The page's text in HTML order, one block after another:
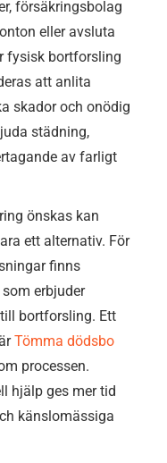
försäkringsbolag
eller avsluta
fysisk bortforsling
att anlita
skador och onödig
städning,
av farligt
önskas kan
ett alternativ. För
finns
erbjuder
bortforsling. Ett
Tömma dödsbo
processen.
hjälp ges mer tid
känslomässiga